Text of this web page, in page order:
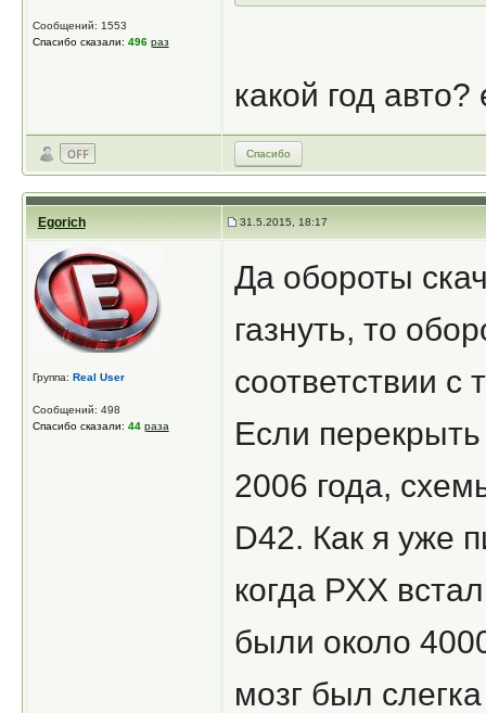
Сообщений: 1553
Спасибо сказали: 496 раз
какой год
Спасибо
Egorich 31.5.2015, 18:17
Группа: Real User
Сообщений: 498
Спасибо сказали: 44 раза
Да обороты
газнуть, то
соответствии
Если
2006 года,
D42. Как я уже
когда РХХ
были около
мозг был